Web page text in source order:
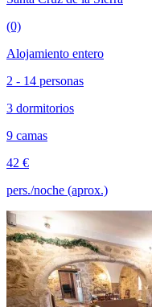
(0)
Alojamiento entero
2 - 14 personas
3 dormitorios
9 camas
42 €
pers./noche (aprox.)